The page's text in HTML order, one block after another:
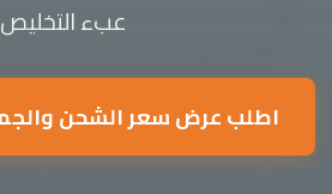
عبء
اطلب عرض سعر الشحن